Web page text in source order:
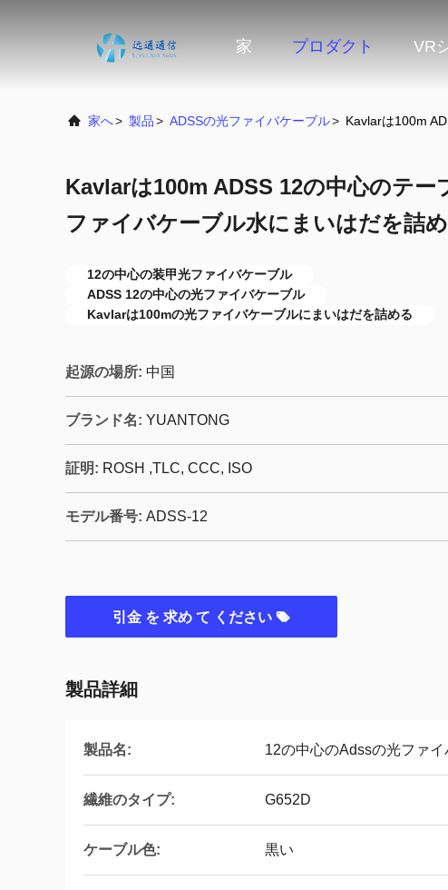
家 プロダクト VR
家へ> 製品> ADSSの光ファイバケーブル> Kavlarは100m
Kavlarは100m ADSS 12の中心のテー
ファイバケーブル水にまいはだを詰
12の中心の装甲光ファイバケーブル
ADSS 12の中心の光ファイバケーブル
Kavlarは100mの光ファイバケーブルにまいはだを詰める
起源の場所: 中国
ブランド名: YUANTONG
証明: ROSH ,TLC, CCC, ISO
モデル番号: ADSS-12
引金 を 求め て ください
製品詳細
製品名: 12の中心のAdssの光ファ
繊維のタイプ: G652D
ケーブル色: 黒い